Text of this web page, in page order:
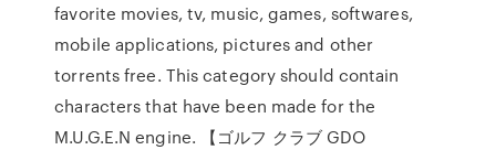
favorite movies, tv, music, games, softwares,
mobile applications, pictures and other
torrents free. This category should contain
characters that have been made for the
M.U.G.E.N engine. 【ゴルフ クラブ GDO